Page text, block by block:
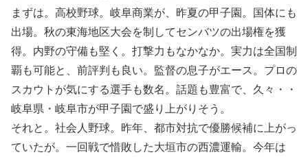
まずは。高校野球。岐阜商業が、昨夏の甲子園。国体にも
出場。秋の東海地区大会を制してセンバツの出場権を獲
得。内野の守備も堅く。打撃力もなかなか。実力は全国制
覇も可能と、前評判も良い。監督の息子がエース。プロの
スカウトが気にする選手も数名。話題も豊富で、久々・・
岐阜県・岐阜市が甲子園で盛り上がりそう。
それと。社会人野球。昨年、都市対抗で優勝候補に上がっ
ていたが。一回戦で惜敗した大垣市の西濃運輸。今年は